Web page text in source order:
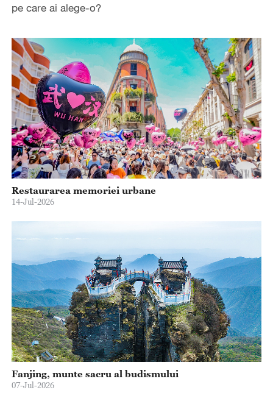
pe care ai alege-o?
Restaurarea memoriei urbane
14-Jul-2026
Fanjing, munte sacru al budismului
07-Jul-2026